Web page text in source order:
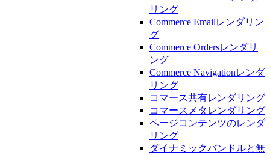
リング
Commerce Emailレンダリン
グ
Commerce Ordersレンダリ
ング
Commerce Navigationレンダ
リング
コマース共有レンダリング
コマースメタレンダリング
ページコンテンツのレンダ
リング
ダイナミックバンドルと無